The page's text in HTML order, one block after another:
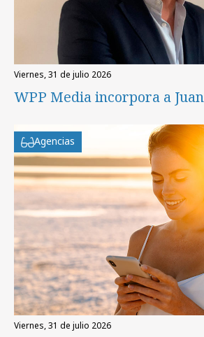
viernes, 31 de julio 2026
WPP Media incorpora a
Agencias
viernes, 31 de julio 2026